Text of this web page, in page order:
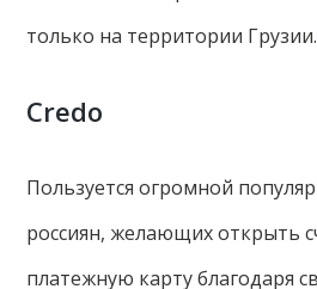
только на территории Грузии.
Credo
Пользуется огромной
россиян, желающих открыть
платежную карту благодаря